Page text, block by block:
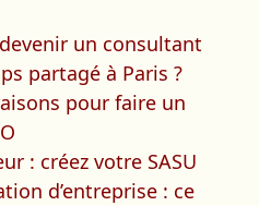
un consultant
partagé à Paris ?
pour faire un
: créez votre SASU
d’entreprise : ce